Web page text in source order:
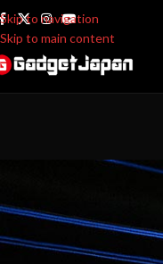
Skip to navigation
Skip to main content